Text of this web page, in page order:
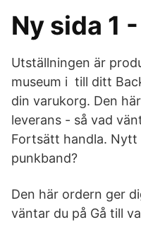
Ny sida 1
Utställningen är
museum i till ditt
din varukorg. Den
leverans - så vad
Fortsätt handla. Nytt
punkband?
Den här ordern ger
väntar du på Gå till